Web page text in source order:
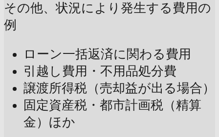
その他、状況により発生する費用の
例
ローン一括返済に関わる費用
引越し費用・不用品処分費
譲渡所得税（売却益が出る場合）
固定資産税・都市計画税（精算
金）ほか